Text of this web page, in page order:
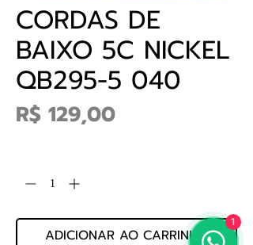
CORDAS DE
BAIXO 5C NICKEL
QB295-5 040
R$ 129,00Preço
ADICIONAR AO CARRINHO
1